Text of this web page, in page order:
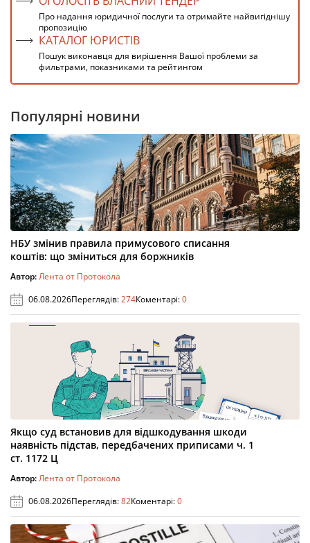
Про надання юридичної послуги та отримайте найвигіднішу
пропозицію
КАТАЛОГ ЮРИСТІВ
Пошук виконавця для вирішення Вашої проблеми за
фильтрами, показниками та рейтингом
Популярні новини
НБУ змінив правила примусового списання
коштів: що зміниться для боржників
Автор:Лента от Протокола
06.08.2026Переглядів:274Коментарі:0
Якщо суд встановив для відшкодування шкоди
наявність підстав, передбачених приписами ч. 1
ст. 1172 Ц
Автор:Лента от Протокола
06.08.2026Переглядів:82Коментарі:0